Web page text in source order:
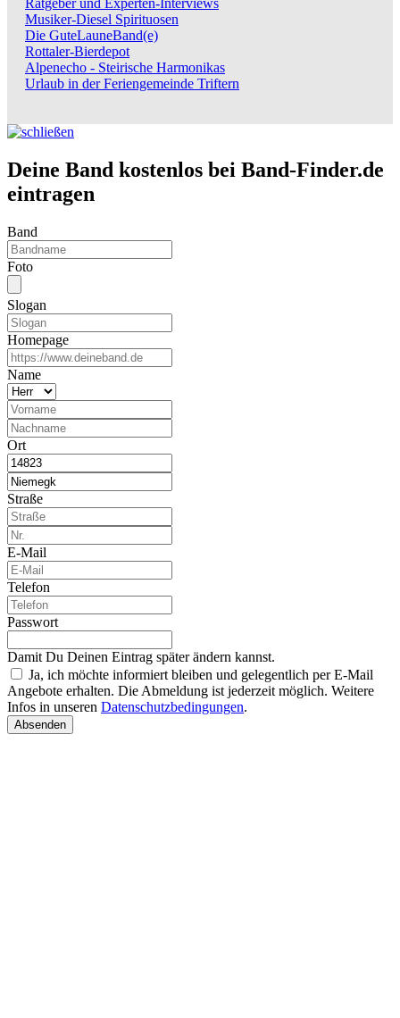
Musiker-Diesel Spirituosen
Die GuteLauneBand(e)
Rottaler-Bierdepot
Alpenecho - Steirische Harmonikas
Urlaub in der Feriengemeinde Triftern
Deine Band kostenlos bei Band-Finder.de
eintragen
Band
Foto
Slogan
Homepage
Name
Ort
Straße
E-Mail
Telefon
Passwort
Damit Du Deinen Eintrag später ändern kannst.
Ja, ich möchte informiert bleiben und gelegentlich per E-Mail
Angebote erhalten. Die Abmeldung ist jederzeit möglich. Weitere
Infos in unseren Datenschutzbedingungen.
Absenden